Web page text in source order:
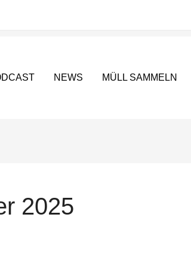
NEWS MÜLL SAMMELN
2025